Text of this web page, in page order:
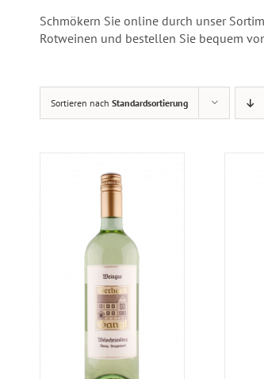
Schmökern Sie online durch unser
Rotweinen und bestellen Sie bequem
Sortieren nach Standardsortierung